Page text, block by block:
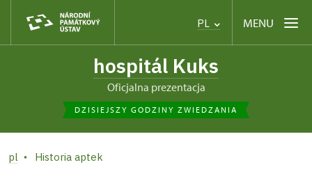
PL MENU
hospitál Kuks
Oficjalna prezentacja
DZISIEJSZY GODZINY ZWIEDZANIA
pl Historia aptek